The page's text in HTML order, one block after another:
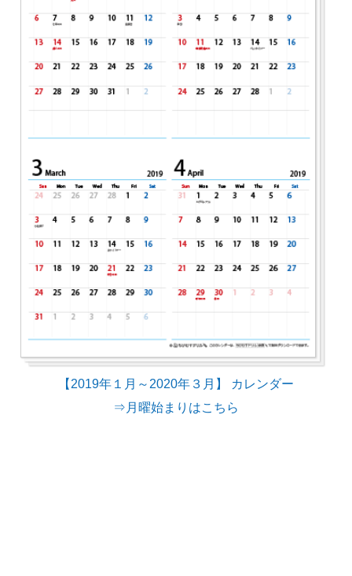
【2019年１月～2020年３月】 カレンダー
⇒月曜始まりはこちら